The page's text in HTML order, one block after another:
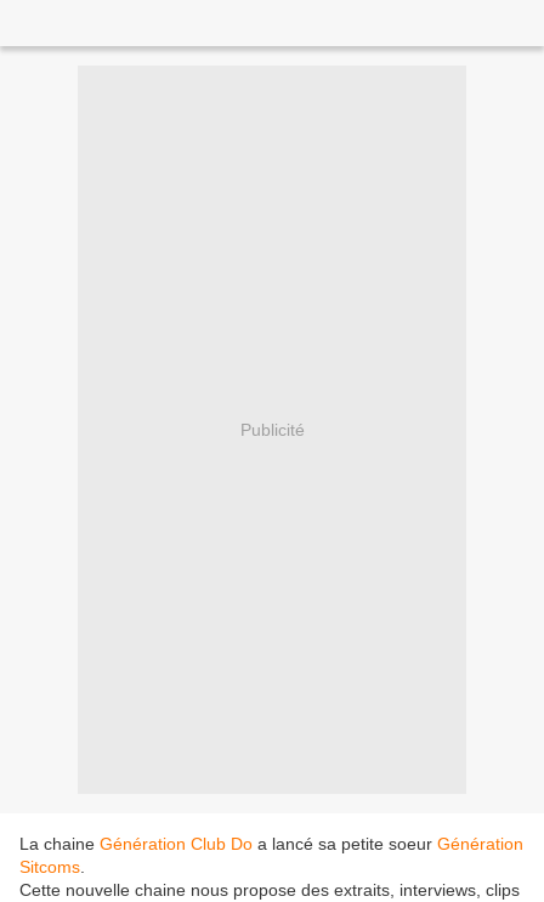
Publicité
La chaine Génération Club Do a lancé sa petite soeur Génération
Sitcoms
Cette nouvelle chaine nous propose des extraits, interviews, clips